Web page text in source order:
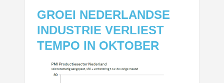
GROEI NEDERLANDSE
INDUSTRIE VERLIEST
TEMPO IN OKTOBER